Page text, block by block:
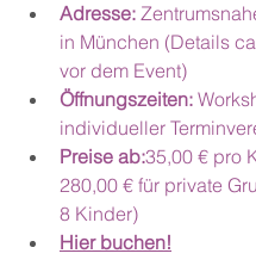
Adresse:
in München (Details
vor dem Event)
Öffnungszeiten:
individueller
Preise ab:35,00 € pro
280,00 € für private
8 Kinder)
Hier buchen!